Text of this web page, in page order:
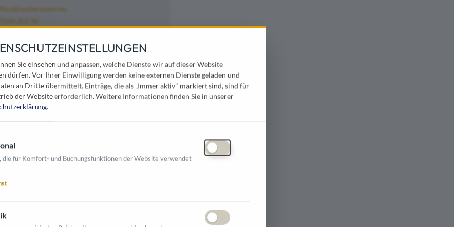
201 96
geht!
als einziger Spezialist professionelle
Profisektor auch für Privatkunden an.
bieten wir Ihnen mit
einzigartige Reinigungslösungen mit
Stellen, Ecken und Kanten im
Sie einsehen und anpassen, welche Dienste wir auf dieser Website
dürfen. Vor Ihrer Einwilligung werden keine externen Dienste geladen und
an Dritte übermittelt. Einträge, die als „Immer aktiv" markiert sind, sind für
der Website erforderlich.Weitere Informationen finden Sie in unserer
.
die für Komfort- und Buchungsfunktionen der Website verwendet